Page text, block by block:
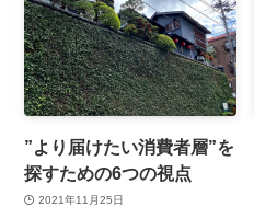
”より届けたい消費者層”を
探すための6つの視点
2021年11月25日